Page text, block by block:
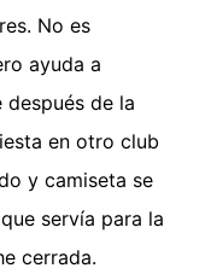
No es
ayuda a
de la
en otro club
y camiseta se
servía para la
cerrada.